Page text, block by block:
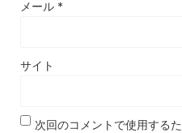
メール *
サイト
次回のコメントで使用する